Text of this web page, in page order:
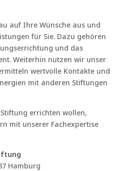
auf Ihre Wünsche aus und
für Sie. Dazu gehören
und das
Weiterhin nutzen wir unser
wertvolle Kontakte und
mit anderen Stiftungen
errichten wollen,
mit unserer Fachexpertise
Hamburg